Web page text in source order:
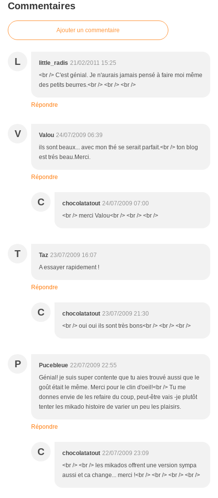
Commentaires
Ajouter un commentaire
L little_radis 21/02/2011 15:25
<br /> C'est génial. Je n'aurais jamais pensé à faire moi même
des petits beurres.<br /> <br /> <br />
Répondre
V Valou 24/07/2009 06:39
ils sont beaux... avec mon thé se serait parfait.<br /> ton blog
est trés beau.Merci.
Répondre
C chocolatatout 24/07/2009 07:00
<br /> merci Valou<br /> <br /> <br />
T Taz 23/07/2009 16:07
A essayer rapidement !
Répondre
C chocolatatout 23/07/2009 21:30
<br /> oui oui ils sont très bons<br /> <br /> <br />
P Pucebleue 22/07/2009 22:55
Génial! je suis super contente que tu aies trouvé aussi que le
goût était le même. Merci pour le clin d'oeil!<br /> Tu me
donnes envie de les refaire du coup, peut-être vais -je plutôt
tenter les mikado histoire de varier un peu les plaisirs.
Répondre
C chocolatatout 22/07/2009 23:09
<br /> <br /> les mikados offrent une version sympa
aussi et ca change... merci !<br /> <br /> <br /> <br />